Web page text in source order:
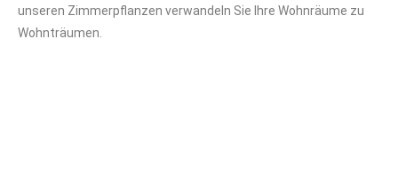
unseren Zimmerpflanzen verwandeln Sie Ihre Wohnräume zu
Wohnträumen.